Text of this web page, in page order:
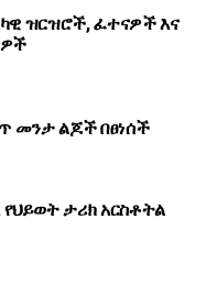
ዝርዝሮች, ፈተናዎች እና
መንታ ልጆች በፀነሰች
የህይወት ታሪክ አርስቶትል